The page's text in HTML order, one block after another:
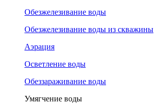
Обезжелезивание воды
Обезжелезивание воды из скважины
Аэрация
Осветление воды
Обеззараживание воды
Умягчение воды